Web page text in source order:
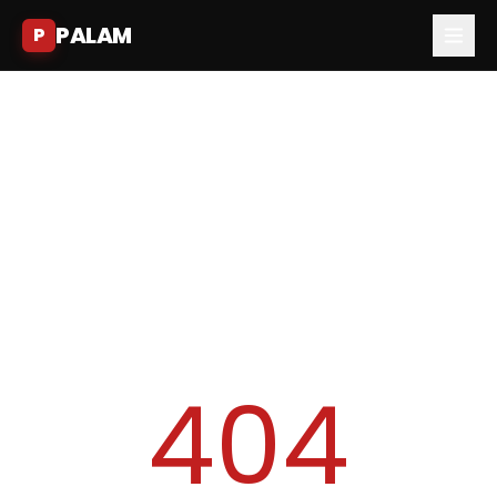
P PALAM
404